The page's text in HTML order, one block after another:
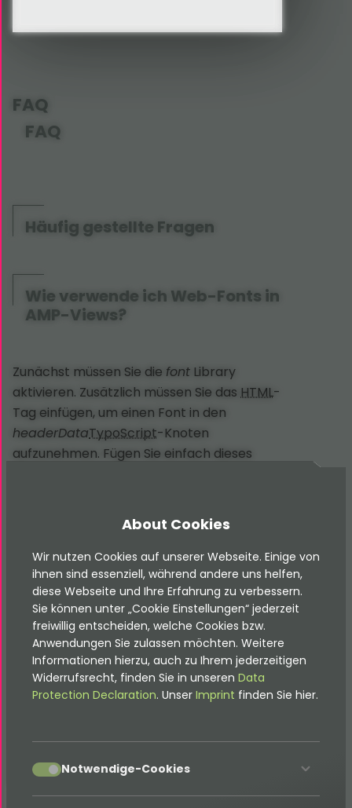
FAQ
FAQ
Häufig gestellte Fragen
Wie verwende ich Web-Fonts in
AMP-Views?
Zunächst müssen Sie die font Library
aktivieren. Zusätzlich müssen Sie das HTML-
Tag einfügen, um einen Font in den
headerDataTypoScript-Knoten
aufzunehmen. Fügen Sie einfach dieses
  settings
      libraries
{
        font
= 1
}
headerData
<link rel="stylesheet" href="https://
)
}
}
About Cookies
Wir nutzen Cookies auf unserer Webseite. Einige von
ihnen sind essenziell, während andere uns helfen,
diese Webseite und Ihre Erfahrung zu verbessern.
Sie können unter „Cookie Einstellungen“ jederzeit
freiwillig entscheiden, welche Cookies bzw.
Anwendungen Sie zulassen möchten. Weitere
Informationen hierzu, auch zu Ihrem jederzeitigen
Widerrufsrecht, finden Sie in unseren Data
Protection Declaration. Unser Imprint finden Sie hier.
accept Notwendige-Cookies